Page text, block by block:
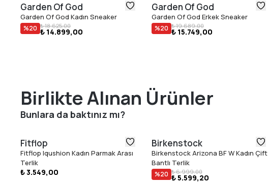
Garden Of God
Garden Of God Kadın Sneaker
%20 ₺ 18.625,00
₺ 14.899,00
Garden Of God
Garden Of God Erkek Sneaker
%20 ₺ 19.689,00
₺ 15.749,00
Birlikte Alınan Ürünler
Bunlara da baktınız mı?
Fitflop
Fitflop Iqushion Kadın Parmak Arası
Terlik
₺ 3.549,00
Birkenstock
Birkenstock Arizona BF W Kadın Çift
Bantlı Terlik
%20 ₺ 6.999,00
₺ 5.599,20